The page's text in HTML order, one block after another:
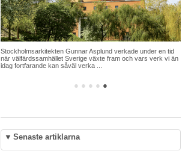
● ● ● ● ●
Stockholmsarkitekten Gunnar Asplund verkade under en tid
när välfärdssamhället Sverige växte fram och vars verk vi än
idag fortfarande kan såväl verka ...
▼ Senaste artiklarna